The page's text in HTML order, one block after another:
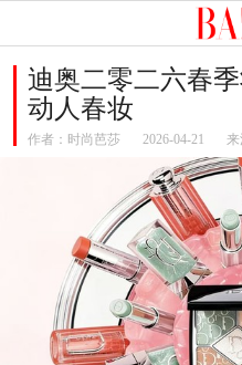
迪奥二零二六春
动人春妆
作者： 时尚芭莎 2026-04-21